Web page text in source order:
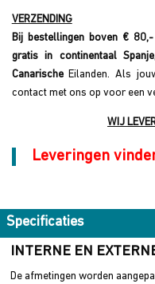
VERZENDING
Bij bestellingen boven €
gratis in continentaal Spanje
CanarischeEilanden. Als
contact met ons op voor een
WIJ
Leveringen
Specificaties
INTERNE EN
De afmetingen worden